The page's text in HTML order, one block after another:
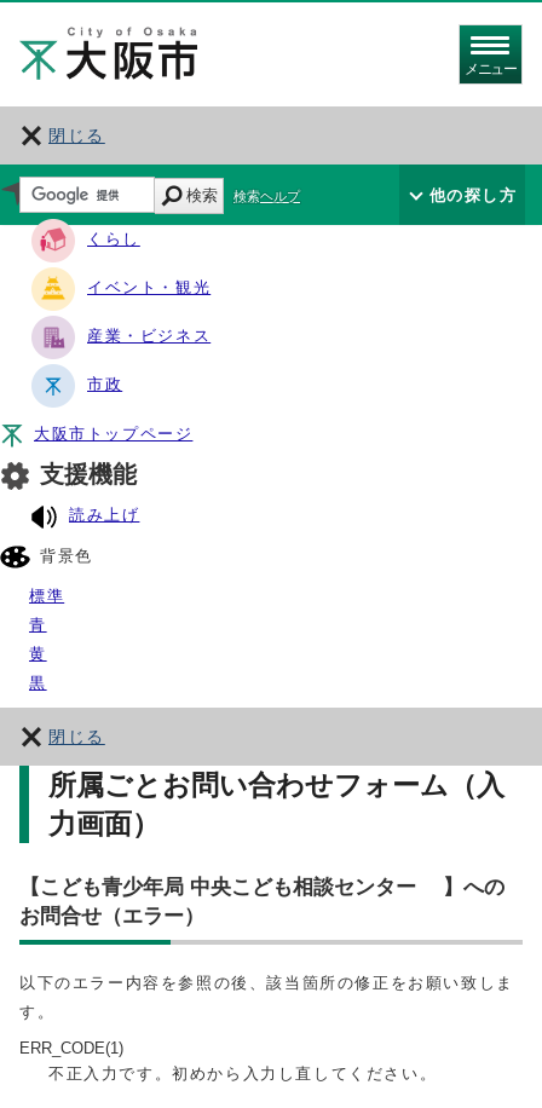
メニュー
閉じる
サイト・ナビ
くらし
イベント・観光
産業・ビジネス
市政
大阪市トップページ
支援機能
読み上げ
背景色
標準
青
黄
黒
閉じる
検索 検索ヘルプ 他の探し方
所属ごとお問い合わせフォーム（入
力画面）
【こども青少年局 中央こども相談センター 】への
お問合せ（エラー）
以下のエラー内容を参照の後、該当箇所の修正をお願い致しま
す。
ERR_CODE(1)
不正入力です。初めから入力し直してください。